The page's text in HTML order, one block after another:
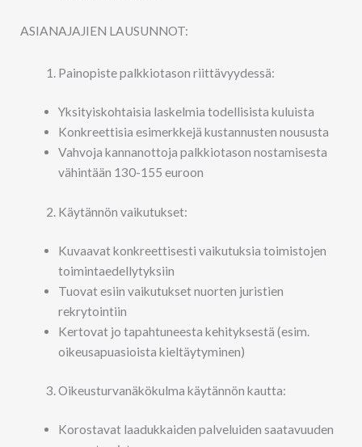
ASIANAJAJIEN LAUSUNNOT:
Painopiste palkkiotason riittävyydessä:
Yksityiskohtaisia laskelmia todellisista kuluista
Konkreettisia esimerkkejä kustannusten noususta
Vahvoja kannanottoja palkkiotason nostamisesta
vähintään 130-155 euroon
Käytännön vaikutukset:
Kuvaavat konkreettisesti vaikutuksia toimistojen
toimintaedellytyksiin
Tuovat esiin vaikutukset nuorten juristien
rekrytointiin
Kertovat jo tapahtuneesta kehityksestä (esim.
oikeusapuasioista kieltäytyminen)
Oikeusturvanäkökulma käytännön kautta:
Korostavat laadukkaiden palveluiden saatavuuden